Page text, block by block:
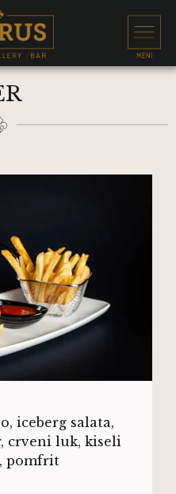
iceberg salata,
crveni luk, kiseli
pomfrit